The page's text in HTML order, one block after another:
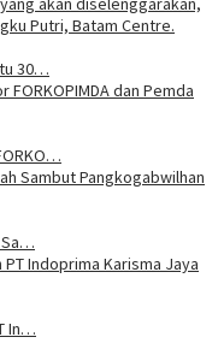
30…
Sa…
In…